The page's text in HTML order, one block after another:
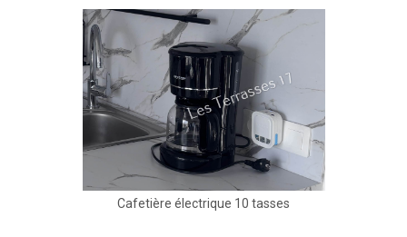
Cafetière électrique 10 tasses